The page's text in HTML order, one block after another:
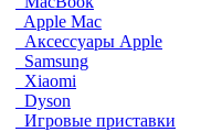
Apple Mac
Аксессуары Apple
Samsung
Xiaomi
Dyson
Игровые приставки